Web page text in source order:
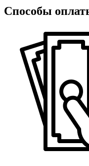
Способы